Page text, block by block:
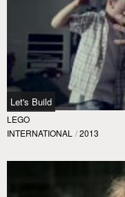
Let's Build
LEGO
INTERNATIONAL / 2013